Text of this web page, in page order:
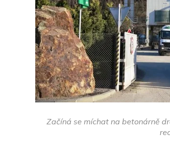
Začíná se míchat na betonárně